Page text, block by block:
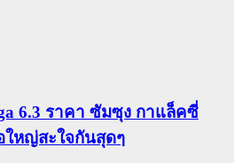
6.3 ราคา ซัมซุง กาแล็คซี่
ใหญ่สะใจกันสุดๆ